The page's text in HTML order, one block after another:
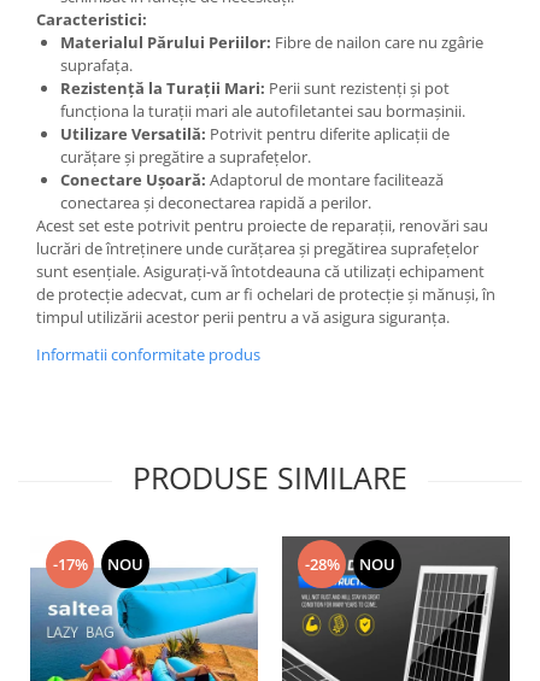
Caracteristici:
Materialul Părului Periilor: Fibre de nailon care nu zgârie
suprafața.
Rezistență la Turații Mari: Perii sunt rezistenți și pot
funcționa la turații mari ale autofiletantei sau bormașinii.
Utilizare Versatilă: Potrivit pentru diferite aplicații de
curățare și pregătire a suprafețelor.
Conectare Ușoară: Adaptorul de montare facilitează
conectarea și deconectarea rapidă a perilor.
Acest set este potrivit pentru proiecte de reparații, renovări sau
lucrări de întreținere unde curățarea și pregătirea suprafețelor
sunt esențiale. Asigurați-vă întotdeauna că utilizați echipament
de protecție adecvat, cum ar fi ochelari de protecție și mănuși, în
timpul utilizării acestor perii pentru a vă asigura siguranța.
Informatii conformitate produs
PRODUSE SIMILARE
-17% NOU -28% NOU